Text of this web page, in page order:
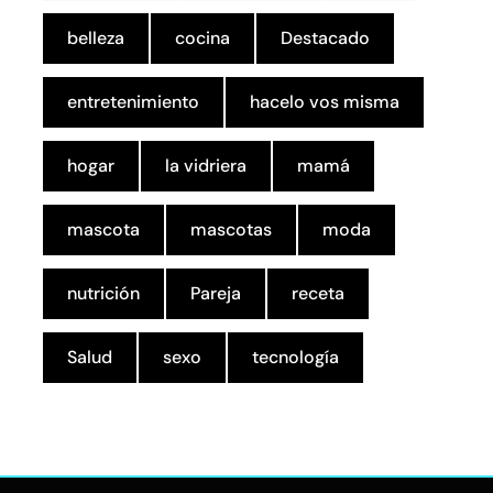
belleza cocina Destacado
entretenimiento hacelo vos misma
hogar la vidriera mamá
mascota mascotas moda
nutrición Pareja receta
Salud sexo tecnología